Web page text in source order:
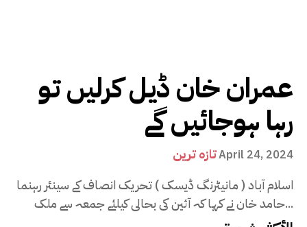
عمران خان ڈیل کرلیں تو
رہا ہوجائیں گے
تازہ ترینApril 24, 2024
اسلام آباد ( مانیٹرنگ ڈیسک ) تحریک انصاف کے سینئر رہنما
حامد خان نے کہا کہ آئین کی بحالی کیلئے جمعہ سے ملک...